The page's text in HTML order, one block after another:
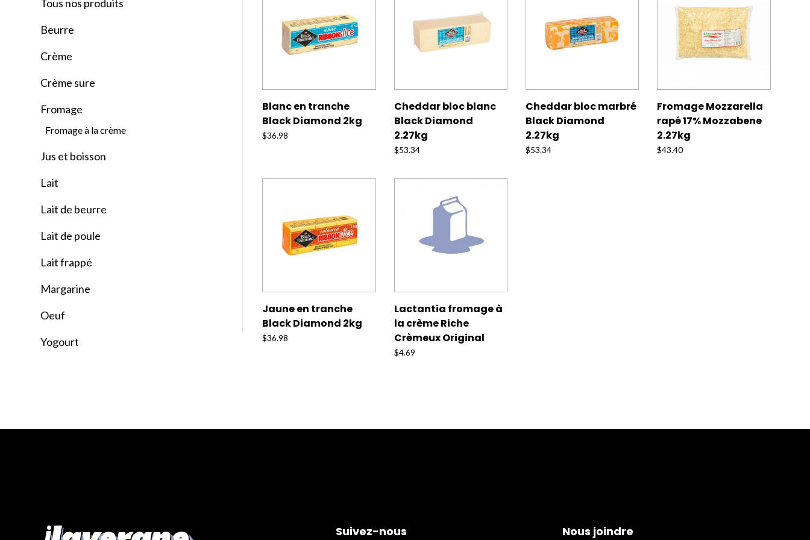
Tous nos produits
Beurre
Crème
Crème sure
Fromage
Fromage à la crème
Jus et boisson
Lait
Lait de beurre
Lait de poule
Lait frappé
Margarine
Oeuf
Yogourt
Blanc en tranche
Black Diamond 2kg
$36.98
Cheddar bloc blanc
Black Diamond
2.27kg
$53.34
Cheddar bloc marbré
Black Diamond
2.27kg
$53.34
Fromage Mozzarella
rapé 17% Mozzabene
2.27kg
$43.40
Jaune en tranche
Black Diamond 2kg
$36.98
Lactantia fromage à
la crème Riche
Crèmeux Original
$4.69
Suivez-nous Nous joindre